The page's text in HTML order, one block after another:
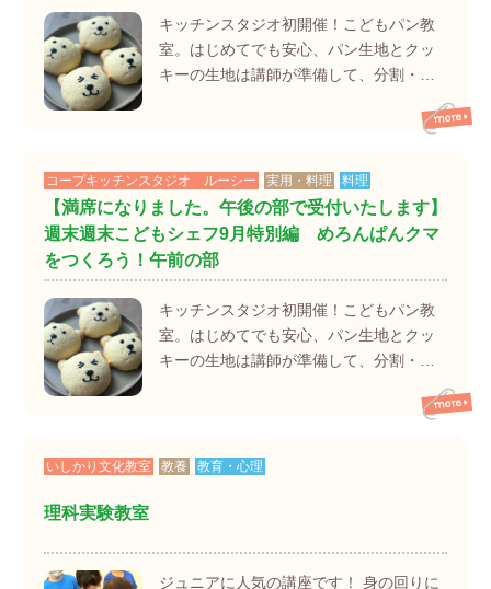
キッチンスタジオ初開催！こどもパン教
室。はじめてでも安心、パン生地とクッ
キーの生地は講師が準備して、分割・…
コープキッチンスタジオ ルーシー 実用・料理 料理
【満席になりました。午後の部で受付いたします】
週末週末こどもシェフ9月特別編 めろんぱんクマ
をつくろう！午前の部
キッチンスタジオ初開催！こどもパン教
室。はじめてでも安心、パン生地とクッ
キーの生地は講師が準備して、分割・…
いしかり文化教室 教養 教育・心理
理科実験教室
ジュニアに人気の講座です！ 身の回りに